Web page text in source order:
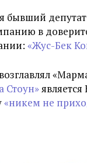
бывший
в
«Жус-Бек
Стоун»
«никем не